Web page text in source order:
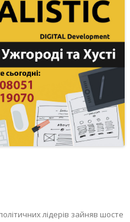
лідерів зайняв шосте